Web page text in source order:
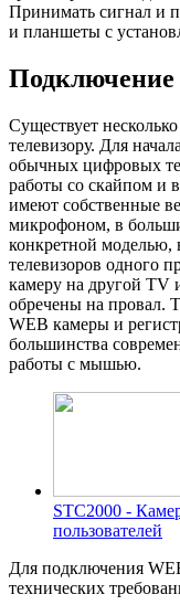
Принимать сигнал и
и планшеты с
Существует
телевизору. Для
обычных цифровых
работы со скайпом и
имеют собственные
микрофоном, в
конкретной моделью,
телевизоров одного
камеру на другой TV
обречены на провал.
WEB камеры и
большинства
работы с мышью.
STC2000 -
пользователей
Для подключения
технических